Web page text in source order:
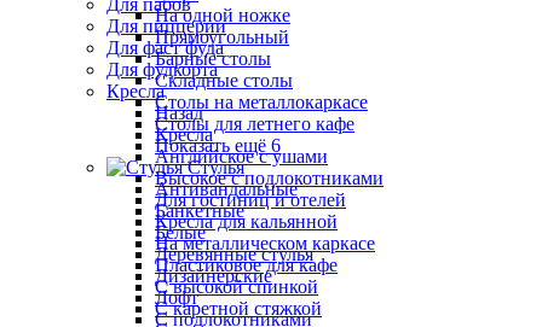
На одной ножке
Прямоугольный
Барные столы
Складные столы
Столы на металлокаркасе
Столы для летнего кафе
Показать ещё 6
Стулья
Антивандальные
Банкетные
Белые
Деревянные стулья
Дизайнерские
Лофт
С подлокотниками
Для пабов
Для пиццерии
Для фаст фуда
Для фудкорта
Кресла
Назад
Кресла
Английское с ушами
Высокое с подлокотниками
Для гостиниц и отелей
Кресла для кальянной
На металлическом каркасе
Пластиковое для кафе
С высокой спинкой
С каретной стяжкой